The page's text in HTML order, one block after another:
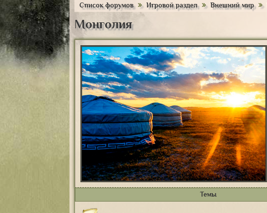
Список форумов Игровой раздел Внешний мир
Монголия
Темы